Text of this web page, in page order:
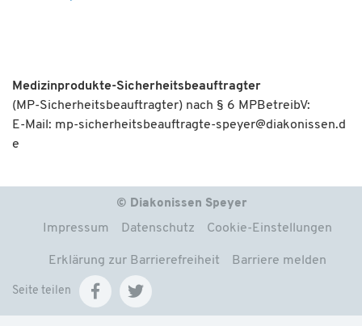
Medizinprodukte-Sicherheitsbeauftragter
(MP-Sicherheitsbeauftragter) nach § 6 MPBetreibV:
E-Mail: mp-sicherheitsbeauftragte-speyer@diakonissen.d
e
© Diakonissen Speyer
Impressum Datenschutz Cookie-Einstellungen
Erklärung zur Barrierefreiheit Barriere melden
Seite teilen